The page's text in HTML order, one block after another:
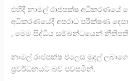
එහිදී නාමල් රාජපක්ෂ අධිකරණයේ
අධිකරණයේදී අපරාධ පරීක්ෂණ
, මෙම සිද්ධිය සම්බන්ධයෙන්
නාමල් රාජපක්ෂ එලෙස මුදල්
ප්‍රවර්ධනයට බව පවසමින්.